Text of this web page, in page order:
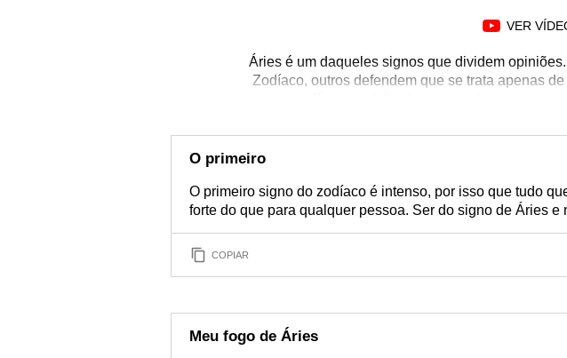
VER
Áries é um daqueles signos que dividem
Zodíaco, outros defendem que se trata apenas
papas na língua e defendem seus ideais com
organização, responsabilidade e compromisso,
pontuais, o que lhes confere o título de
O primeiro
O primeiro signo do zodíaco é intenso, por isso que tudo
forte do que para qualquer pessoa. Ser do signo de Áries e
COPIAR
Meu fogo de Áries